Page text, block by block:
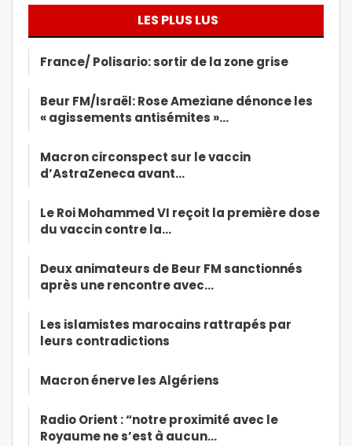
LES PLUS LUS
France/ Polisario: sortir de la zone grise
Beur FM/Israël: Rose Ameziane dénonce les
« agissements antisémites »…
Macron circonspect sur le vaccin
d’AstraZeneca avant…
Le Roi Mohammed VI reçoit la première dose
du vaccin contre la…
Deux animateurs de Beur FM sanctionnés
après une rencontre avec…
Les islamistes marocains rattrapés par
leurs contradictions
Macron énerve les Algériens
Radio Orient : “notre proximité avec le
Royaume ne s’est à aucun…